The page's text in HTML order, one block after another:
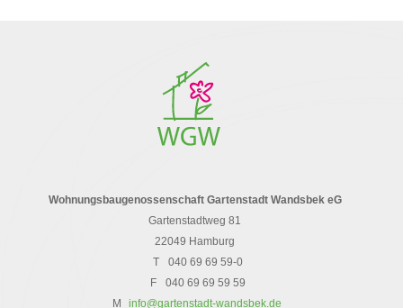
Wohnungsbaugenossenschaft Gartenstadt Wandsbek eG
Gartenstadtweg 81
22049 Hamburg
T
040 69 69 59-0
F
040 69 69 59 59
M
info@gartenstadt-wandsbek.de